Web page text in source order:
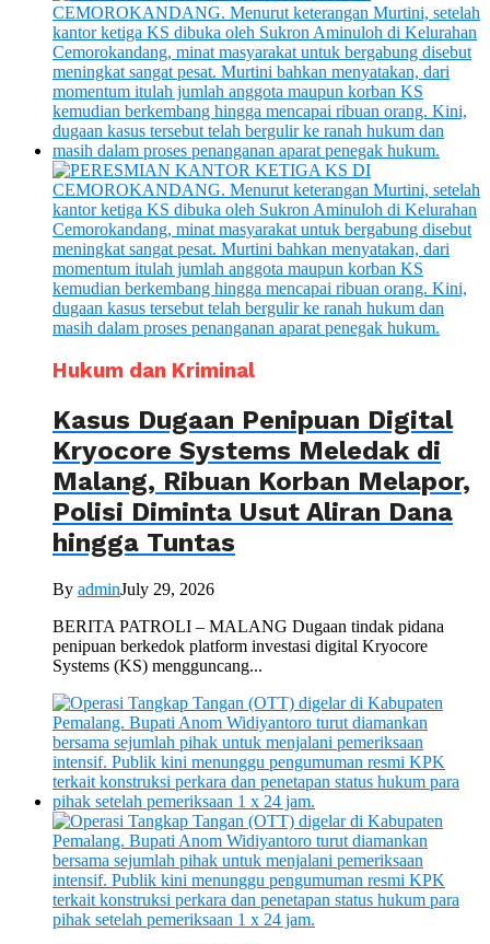
Hukum dan Kriminal
Kasus Dugaan Penipuan Digital
Kryocore Systems Meledak di
Malang, Ribuan Korban Melapor,
Polisi Diminta Usut Aliran Dana
hingga Tuntas
By adminJuly 29, 2026
BERITA PATROLI – MALANG Dugaan tindak pidana
penipuan berkedok platform investasi digital Kryocore
Systems (KS) mengguncang...